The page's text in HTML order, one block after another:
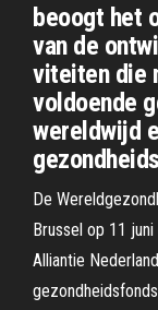
beoogt het
van de
viteiten die
voldoende
wereldwijd
De
Brussel op 11 juni
Alliantie